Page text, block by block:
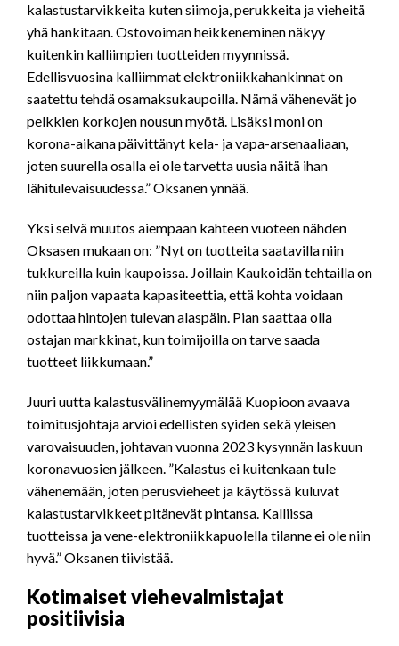
kalastustarvikkeita kuten siimoja, perukkeita ja vieheitä
yhä hankitaan. Ostovoiman heikkeneminen näkyy
kuitenkin kalliimpien tuotteiden myynnissä.
Edellisvuosina kalliimmat elektroniikkahankinnat on
saatettu tehdä osamaksukaupoilla. Nämä vähenevät jo
pelkkien korkojen nousun myötä. Lisäksi moni on
korona-aikana päivittänyt kela- ja vapa-arsenaaliaan,
joten suurella osalla ei ole tarvetta uusia näitä ihan
lähitulevaisuudessa.” Oksanen ynnää.
Yksi selvä muutos aiempaan kahteen vuoteen nähden
Oksasen mukaan on: ”Nyt on tuotteita saatavilla niin
tukkureilla kuin kaupoissa. Joillain Kaukoidän tehtailla on
niin paljon vapaata kapasiteettia, että kohta voidaan
odottaa hintojen tulevan alaspäin. Pian saattaa olla
ostajan markkinat, kun toimijoilla on tarve saada
tuotteet liikkumaan.”
Juuri uutta kalastusvälinemyymälää Kuopioon avaava
toimitusjohtaja arvioi edellisten syiden sekä yleisen
varovaisuuden, johtavan vuonna 2023 kysynnän laskuun
koronavuosien jälkeen. ”Kalastus ei kuitenkaan tule
vähenemään, joten perusvieheet ja käytössä kuluvat
kalastustarvikkeet pitänevät pintansa. Kalliissa
tuotteissa ja vene-elektroniikkapuolella tilanne ei ole niin
hyvä.” Oksanen tiivistää.
Kotimaiset viehevalmistajat
positiivisia